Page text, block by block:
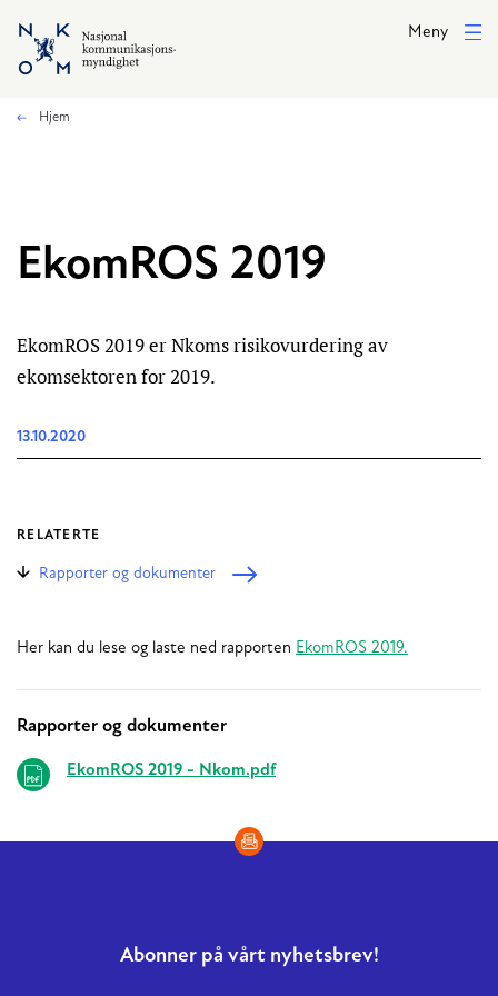
Hopp til hovedinnhold
Meny
Hjem
EkomROS 2019
EkomROS 2019 er Nkoms risikovurdering av
ekomsektoren for 2019.
13.10.2020
RELATERTE
Rapporter og dokumenter
Her kan du lese og laste ned rapporten EkomROS 2019.
Relaterte
Rapporter og dokumenter
EkomROS 2019 - Nkom.pdf
Abonner på vårt nyhetsbrev!